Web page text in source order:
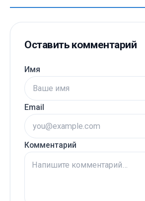
Оставить комментарий
Имя
Email
Комментарий